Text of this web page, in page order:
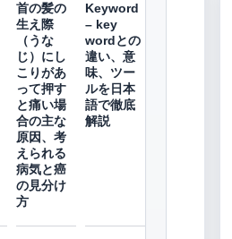
首の髪の
生え際
（うな
じ）にし
こりがあ
って押す
と痛い場
合の主な
原因、考
えられる
病気と癌
の見分け
方
Keyword
– key
wordとの
違い、意
味、ツー
ルを日本
語で徹底
解説